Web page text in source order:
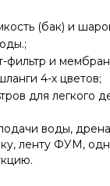
(бак) и
фильтр и
4-х цветов;
для легкого
воды,
ленту ФУМ,